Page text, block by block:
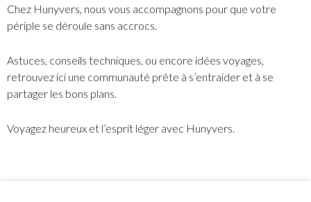
Chez Hunyvers, nous vous accompagnons pour que votre
périple se déroule sans accrocs.
Astuces, conseils techniques, ou encore idées voyages,
retrouvez ici une communauté prête à s’entraider et à se
partager les bons plans.
Voyagez heureux et l’esprit léger avec Hunyvers.